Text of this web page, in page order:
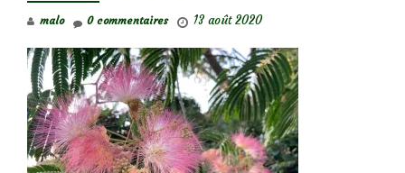
malo 13 août 2020
0 commentaires